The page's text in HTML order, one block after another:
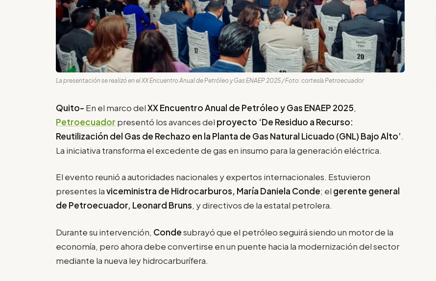
La presentación se realizó en el XX Encuentro Anual de Petróleo y Gas ENAEP 2025 / Foto: cortesía Petroecuador
Quito- En el marco delXX Encuentro Anual de Petróleo y Gas ENAEP 2025,
Petroecuador presentó los avances del proyecto ‘De Residuo a Recurso:
Reutilización del Gas de Rechazo en la Planta de Gas Natural Licuado (GNL) Bajo Alto’.
La iniciativa transforma el excedente de gas en insumo para la generación eléctrica.
El evento reunió a autoridades nacionales y expertos internacionales. Estuvieron
presentes laviceministra de Hidrocarburos, María Daniela Conde; el gerente general
de Petroecuador, Leonard Bruns, y directivos de la estatal petrolera.
Durante su intervención, Condesubrayó que el petróleo seguirá siendo un motor de la
economía, pero ahora debe convertirse en un puente hacia la modernización del sector
mediante la nueva ley hidrocarburífera.